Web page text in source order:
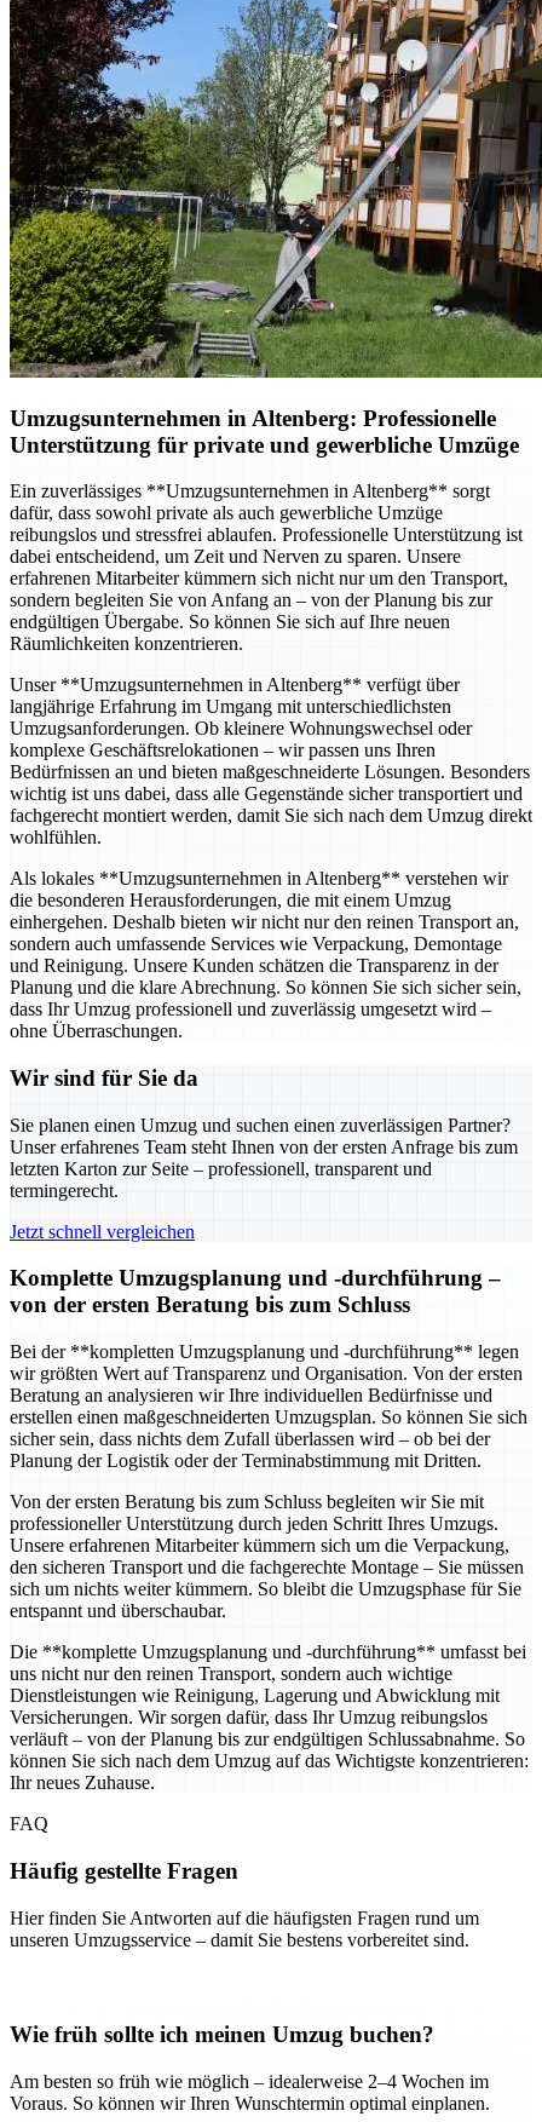
Umzugsunternehmen in Altenberg: Professionelle
Unterstützung für private und gewerbliche Umzüge
Ein zuverlässiges **Umzugsunternehmen in Altenberg** sorgt
dafür, dass sowohl private als auch gewerbliche Umzüge
reibungslos und stressfrei ablaufen. Professionelle Unterstützung ist
dabei entscheidend, um Zeit und Nerven zu sparen. Unsere
erfahrenen Mitarbeiter kümmern sich nicht nur um den Transport,
sondern begleiten Sie von Anfang an – von der Planung bis zur
endgültigen Übergabe. So können Sie sich auf Ihre neuen
Räumlichkeiten konzentrieren.
Unser **Umzugsunternehmen in Altenberg** verfügt über
langjährige Erfahrung im Umgang mit unterschiedlichsten
Umzugsanforderungen. Ob kleinere Wohnungswechsel oder
komplexe Geschäftsrelokationen – wir passen uns Ihren
Bedürfnissen an und bieten maßgeschneiderte Lösungen. Besonders
wichtig ist uns dabei, dass alle Gegenstände sicher transportiert und
fachgerecht montiert werden, damit Sie sich nach dem Umzug direkt
wohlfühlen.
Als lokales **Umzugsunternehmen in Altenberg** verstehen wir
die besonderen Herausforderungen, die mit einem Umzug
einhergehen. Deshalb bieten wir nicht nur den reinen Transport an,
sondern auch umfassende Services wie Verpackung, Demontage
und Reinigung. Unsere Kunden schätzen die Transparenz in der
Planung und die klare Abrechnung. So können Sie sich sicher sein,
dass Ihr Umzug professionell und zuverlässig umgesetzt wird –
ohne Überraschungen.
Wir sind für Sie da
Sie planen einen Umzug und suchen einen zuverlässigen Partner?
Unser erfahrenes Team steht Ihnen von der ersten Anfrage bis zum
letzten Karton zur Seite – professionell, transparent und
termingerecht.
Jetzt schnell vergleichen
Komplette Umzugsplanung und -durchführung –
von der ersten Beratung bis zum Schluss
Bei der **kompletten Umzugsplanung und -durchführung** legen
wir größten Wert auf Transparenz und Organisation. Von der ersten
Beratung an analysieren wir Ihre individuellen Bedürfnisse und
erstellen einen maßgeschneiderten Umzugsplan. So können Sie sich
sicher sein, dass nichts dem Zufall überlassen wird – ob bei der
Planung der Logistik oder der Terminabstimmung mit Dritten.
Von der ersten Beratung bis zum Schluss begleiten wir Sie mit
professioneller Unterstützung durch jeden Schritt Ihres Umzugs.
Unsere erfahrenen Mitarbeiter kümmern sich um die Verpackung,
den sicheren Transport und die fachgerechte Montage – Sie müssen
sich um nichts weiter kümmern. So bleibt die Umzugsphase für Sie
entspannt und überschaubar.
Die **komplette Umzugsplanung und -durchführung** umfasst bei
uns nicht nur den reinen Transport, sondern auch wichtige
Dienstleistungen wie Reinigung, Lagerung und Abwicklung mit
Versicherungen. Wir sorgen dafür, dass Ihr Umzug reibungslos
verläuft – von der Planung bis zur endgültigen Schlussabnahme. So
können Sie sich nach dem Umzug auf das Wichtigste konzentrieren:
Ihr neues Zuhause.
FAQ
Häufig gestellte Fragen
Hier finden Sie Antworten auf die häufigsten Fragen rund um
unseren Umzugsservice – damit Sie bestens vorbereitet sind.
Wie früh sollte ich meinen Umzug buchen?
Am besten so früh wie möglich – idealerweise 2–4 Wochen im
Voraus. So können wir Ihren Wunschtermin optimal einplanen.